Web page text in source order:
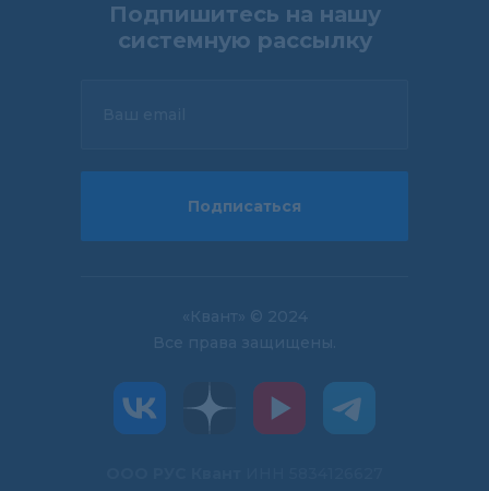
«Квант» © 2024
Все права защищены.
Подпишитесь на нашу
системную рассылку
Подписаться